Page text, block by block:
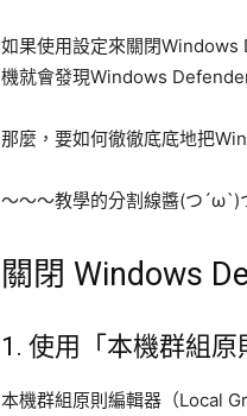
如果使用設定來關閉
機就會發現Windows
那麼，要如何徹徹底底地把
～～～教學的分割線醬(つ´ω`)
關閉 Windows
1. 使用「本機群組原
本機群組原則編輯器（Local